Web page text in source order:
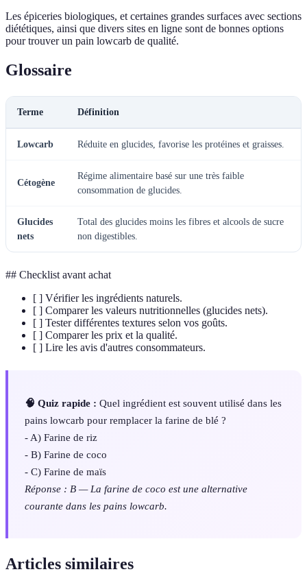
Les épiceries biologiques, et certaines grandes surfaces avec sections
diététiques, ainsi que divers sites en ligne sont de bonnes options
pour trouver un pain lowcarb de qualité.
Glossaire
Terme Définition
Lowcarb Réduite en glucides, favorise les protéines et graisses.
Cétogène
Régime alimentaire basé sur une très faible
consommation de glucides.
Glucides
nets
Total des glucides moins les fibres et alcools de sucre
non digestibles.
## Checklist avant achat
[ ] Vérifier les ingrédients naturels.
[ ] Comparer les valeurs nutritionnelles (glucides nets).
[ ] Tester différentes textures selon vos goûts.
[ ] Comparer les prix et la qualité.
[ ] Lire les avis d'autres consommateurs.
🧠 Quiz rapide : Quel ingrédient est souvent utilisé dans les
pains lowcarb pour remplacer la farine de blé ?
- A) Farine de riz
- B) Farine de coco
- C) Farine de maïs
Réponse : B — La farine de coco est une alternative
courante dans les pains lowcarb.
Articles similaires